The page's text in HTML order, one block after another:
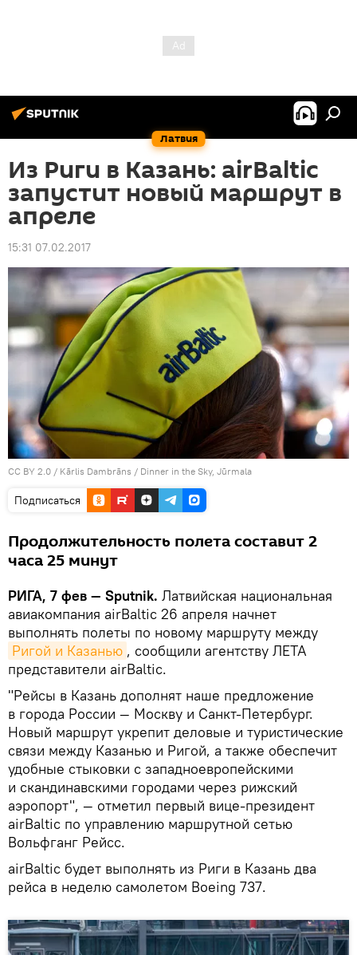
Латвия
Из Риги в Казань: airBaltic
запустит новый маршрут в
апреле
15:31 07.02.2017
CC BY 2.0 / Kārlis Dambrāns / Dinner in the Sky, Jūrmala
Подписаться
Продолжительность полета составит 2
часа 25 минут
РИГА, 7 фев — Sputnik. Латвийская национальная
авиакомпания airBaltic 26 апреля начнет
выполнять полеты по новому маршруту между
Ригой и Казанью , сообщили агентству ЛЕТА
представители airBaltic.
"Рейсы в Казань дополнят наше предложение
в города России — Москву и Санкт-Петербург.
Новый маршрут укрепит деловые и туристические
связи между Казанью и Ригой, а также обеспечит
удобные стыковки с западноевропейскими
и скандинавскими городами через рижский
аэропорт", — отметил первый вице-президент
airBaltic по управлению маршрутной сетью
Вольфганг Рейсс.
airBaltic будет выполнять из Риги в Казань два
рейса в неделю самолетом Boeing 737.